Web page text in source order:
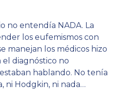
no entendía NADA. La
los eufemismos con
manejan los médicos hizo
diagnóstico no
hablando. No tenía
ni Hodgkin, ni nada…